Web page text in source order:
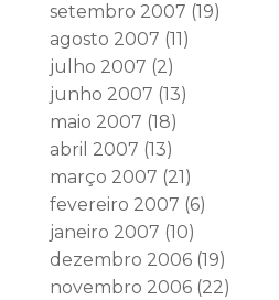
setembro 2007 (19)
agosto 2007 (11)
julho 2007 (2)
junho 2007 (13)
maio 2007 (18)
abril 2007 (13)
março 2007 (21)
fevereiro 2007 (6)
janeiro 2007 (10)
dezembro 2006(19)
novembro 2006(22)